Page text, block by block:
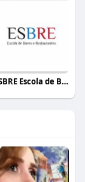
ESBRE Escola de Bares e Restaurantes